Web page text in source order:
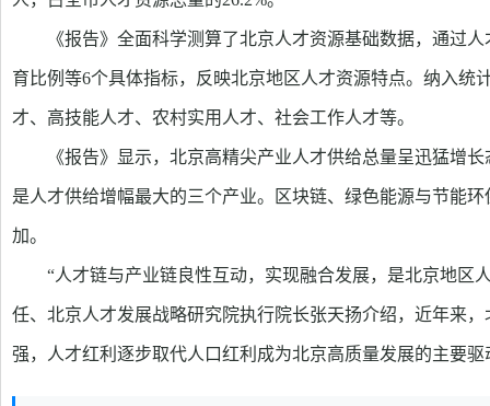
《报告》全面科学测算了北京人才资源基础数据，通过
育比例等6个具体指标，反映北京地区人才资源特点。纳入统
才、高技能人才、农村实用人才、社会工作人才等。
《报告》显示，北京高精尖产业人才供给总量呈迅猛增
是人才供给增幅最大的三个产业。区块链、绿色能源与节能
加。
“人才链与产业链良性互动，实现融合发展，是北京地区
任、北京人才发展战略研究院执行院长张天扬介绍，近年来
强，人才红利逐步取代人口红利成为北京高质量发展的主要